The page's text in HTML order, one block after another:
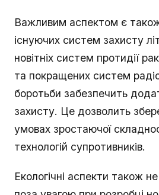
Важливим аспектом є
існуючих систем захисту
новітніх систем протидії
та покращених систем
боротьби забезпечить
захисту. Це дозволить
умовах зростаючої
технологій супротивників.
Екологічні аспекти також